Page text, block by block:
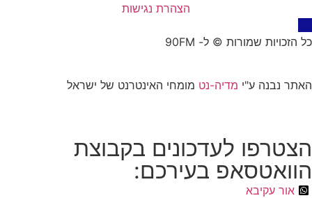
הצהרת נגישות
כל הזכויות שמורות © ל- 90FM
האתר נבנה ע"י מדיה-נט מומחי האינטרנט של ישראל
הצטרפו לעדכונים בקבוצת
הוואטסאפ בעירכם:
אור עקיבא